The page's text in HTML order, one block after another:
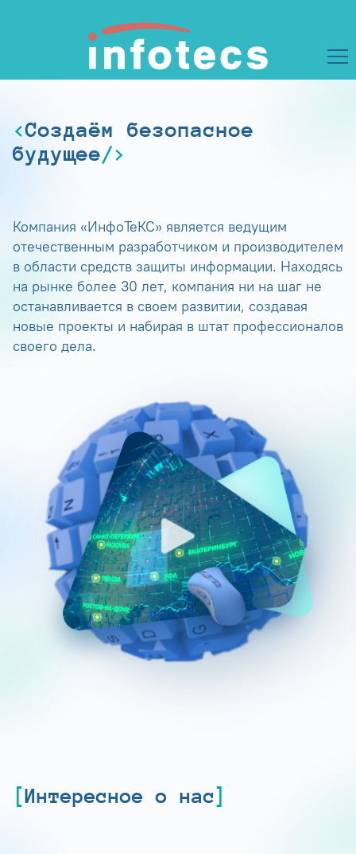
Создаём безопасное
будущее
Компания «ИнфоТеКС» является ведущим
отечественным разработчиком и производителем
в области средств защиты информации. Находясь
на рынке более 30 лет, компания ни на шаг не
останавливается в своем развитии, создавая
новые проекты и набирая в штат профессионалов
своего дела.
Интересное о нас